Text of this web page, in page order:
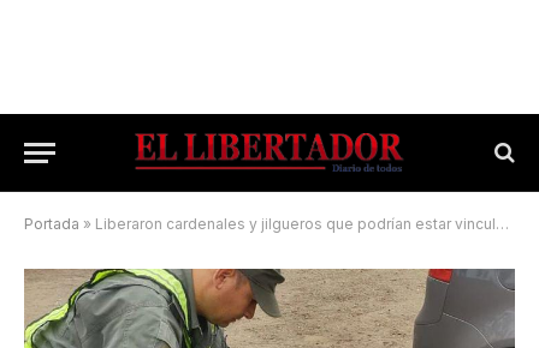
Portada » Liberaron cardenales y jilgueros que podrían estar vinculados al tráfico de fauna